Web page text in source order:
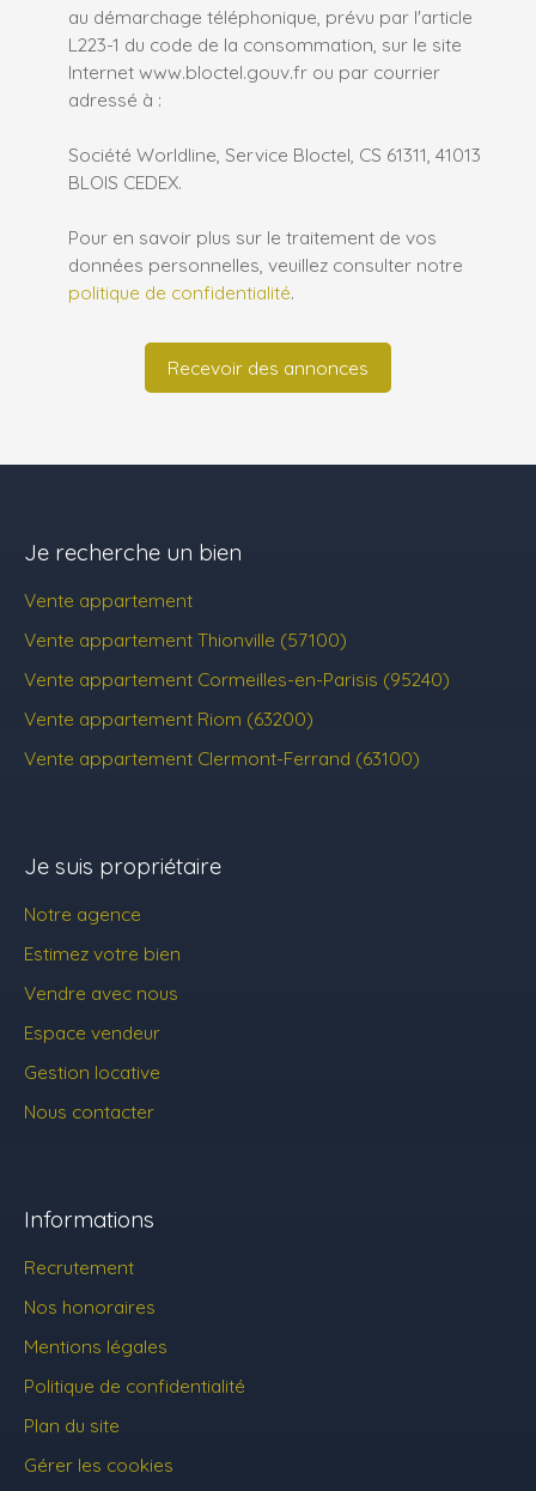
au démarchage téléphonique, prévu par l'article
L223-1 du code de la consommation, sur le site
Internet www.bloctel.gouv.fr ou par courrier
adressé à :
Société Worldline, Service Bloctel, CS 61311, 41013
BLOIS CEDEX.
Pour en savoir plus sur le traitement de vos
données personnelles, veuillez consulter notre
politique de confidentialité.
Recevoir des annonces
Je recherche un bien
Vente appartement
Vente appartement Thionville (57100)
Vente appartement Cormeilles-en-Parisis (95240)
Vente appartement Riom (63200)
Vente appartement Clermont-Ferrand (63100)
Je suis propriétaire
Notre agence
Estimez votre bien
Vendre avec nous
Espace vendeur
Gestion locative
Nous contacter
Informations
Recrutement
Nos honoraires
Mentions légales
Politique de confidentialité
Plan du site
Gérer les cookies